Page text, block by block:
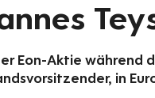
Eon-Aktie während
in